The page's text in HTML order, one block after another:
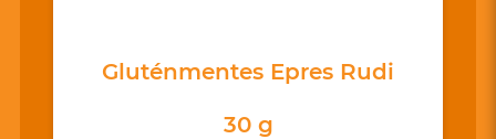
Gluténmentes Epres Rudi
30 g